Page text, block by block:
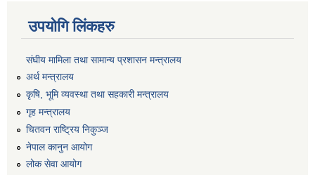
उपयोगि लिंकहरु
संघीय मामिला तथा सामान्य प्रशासन मन्त्रालय
अर्थ मन्त्रालय
कृषि, भूमि व्यवस्था तथा सहकारी मन्त्रालय
गृह मन्त्रालय
चितवन राष्ट्रिय निकुञ्ज
नेपाल कानुन आयोग
लोक सेवा आयोग